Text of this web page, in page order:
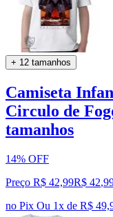
+ 12 tamanhos
Camiseta
Circulo de
tamanhos
14% OFF
Preço R$ 42,99R$ 42,
no Pix Ou 1x de R$